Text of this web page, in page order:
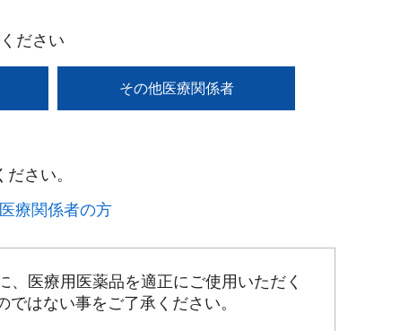
ださい
その他医療関係者
さい。​
療関係者の方​
、医療用医薬品を適正にご使用いただく
はない事をご了承ください。